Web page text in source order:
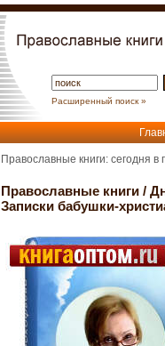
Расширенный поиск »
Православные книги: сегодня
Православные книги /
Записки бабушки-